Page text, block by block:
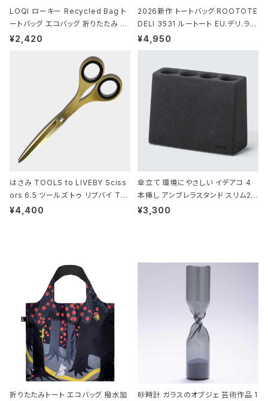
LOQI ローキー Recycled Bag ト
ートバッグ エコバッグ 折りたたみ 大
きめ 撥水加工 収納ポーチ CROCO
¥2,420
2026新作 トートバッグ ROOTOTE
DELI 3531 ルートート EU.デリ.ラミ
ネート-W サックス・ホワイト
¥4,950
はさみ TOOLS to LIVEBY Sciss
ors 6.5 ツールズ トゥ リブバイ TL
010 シザーズ 6.5 ゴールド
¥4,400
傘立て 環境にやさしい イデアコ 4
本挿し アンブレラスタンド スリム2 i
deaco Umbrella Stand slim2 s
¥3,300
折りたたみトート エコバッグ 撥水加
砂時計 ガラスのオブジェ 芸術作品 1